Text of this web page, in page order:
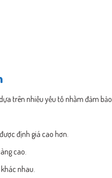
trên nhiều yếu tố nhằm đảm bảo
định giá cao hơn.
cao.
nhau.